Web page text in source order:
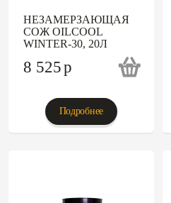
НЕЗАМЕРЗАЮЩАЯ
СОЖ OILCOOL
WINTER-30, 20Л
8 525p
Подробнее